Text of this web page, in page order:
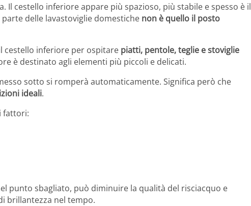
Il cestello inferiore appare più spazioso, più stabile e spesso è il
delle lavastoviglie domestiche non è quello il posto
inferiore per ospitare piatti, pentole, teglie e stoviglie
è destinato agli elementi più piccoli e delicati.
sotto si romperà automaticamente. Significa però che
ideali.
fattori:
punto sbagliato, può diminuire la qualità del risciacquo e
brillantezza nel tempo.